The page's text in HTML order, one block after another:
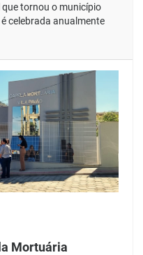
tornou o município
celebrada anualmente
Mortuária